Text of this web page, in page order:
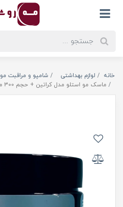
خانه لوازم بهداشتی شامپو و مراقبت مو
ماسک مو استلو مدل کراتین + حجم 300 میلی لیتر